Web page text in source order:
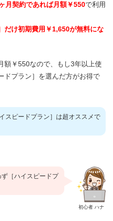
月契約であれば月額￥550で利用
だけ初期費用￥1,650が無料にな
額￥550なので、もし3年以上使
ドプラン］を選んだ方がお得で
スピードプラン］は超オススメで
初心者 ハナ
［ハイスピードプ